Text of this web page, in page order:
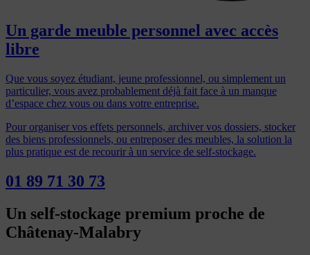
Un garde meuble personnel avec accès
libre
Que vous soyez étudiant, jeune professionnel, ou simplement un
particulier, vous avez probablement déjà fait face à un manque
d’espace chez vous ou dans votre entreprise.
Pour organiser vos effets personnels, archiver vos dossiers, stocker
des biens professionnels, ou entreposer des meubles, la solution la
plus pratique est de recourir à un service de self-stockage.
01 89 71 30 73
Un self-stockage premium proche de
Châtenay-Malabry